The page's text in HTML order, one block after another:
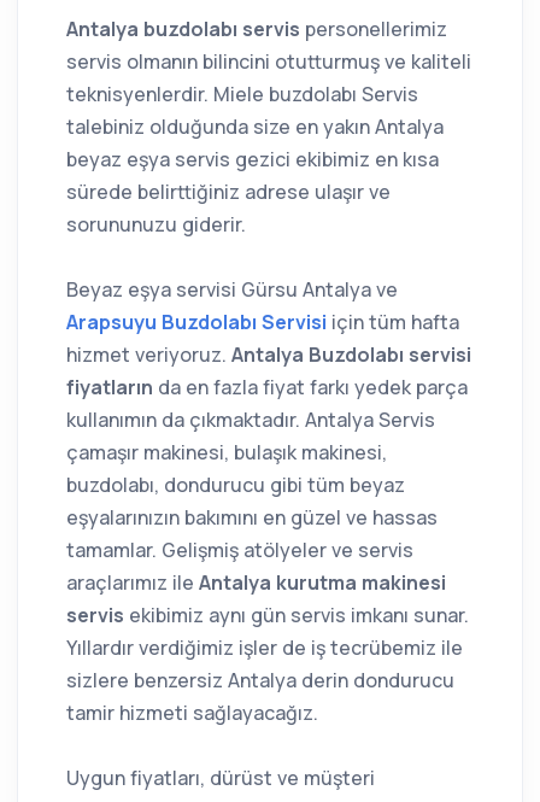
Antalya buzdolabı servis personellerimiz
servis olmanın bilincini otutturmuş ve kaliteli
teknisyenlerdir. Miele buzdolabı Servis
talebiniz olduğunda size en yakın Antalya
beyaz eşya servis gezici ekibimiz en kısa
sürede belirttiğiniz adrese ulaşır ve
sorununuzu giderir.
Beyaz eşya servisi Gürsu Antalya ve
Arapsuyu Buzdolabı Servisi için tüm hafta
hizmet veriyoruz. Antalya Buzdolabı servisi
fiyatların da en fazla fiyat farkı yedek parça
kullanımın da çıkmaktadır. Antalya Servis
çamaşır makinesi, bulaşık makinesi,
buzdolabı, dondurucu gibi tüm beyaz
eşyalarınızın bakımını en güzel ve hassas
tamamlar. Gelişmiş atölyeler ve servis
araçlarımız ile Antalya kurutma makinesi
servis ekibimiz aynı gün servis imkanı sunar.
Yıllardır verdiğimiz işler de iş tecrübemiz ile
sizlere benzersiz Antalya derin dondurucu
tamir hizmeti sağlayacağız.
Uygun fiyatları, dürüst ve müşteri